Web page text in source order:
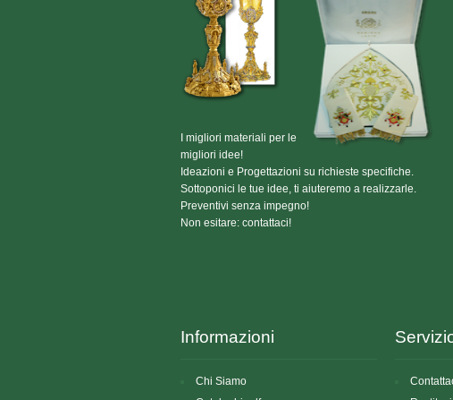
I migliori materiali per le
migliori idee!
Ideazioni e Progettazioni su richieste specifiche.
Sottoponici le tue idee, ti aiuteremo a realizzarle.
Preventivi senza impegno!
Non esitare: contattaci!
Informazioni
Chi Siamo